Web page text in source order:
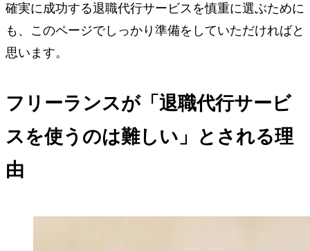
確実に成功する退職代行サービスを慎重に選ぶために
も、このページでしっかり準備をしていただければと
思います。
フリーランスが「退職代行サービ
スを使うのは難しい」とされる理
由